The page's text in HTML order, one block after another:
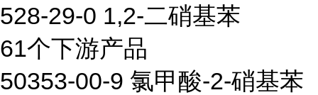
528-29-0 1,2-二硝基苯
61个下游产品
50353-00-9 氯甲酸-2-硝基苯